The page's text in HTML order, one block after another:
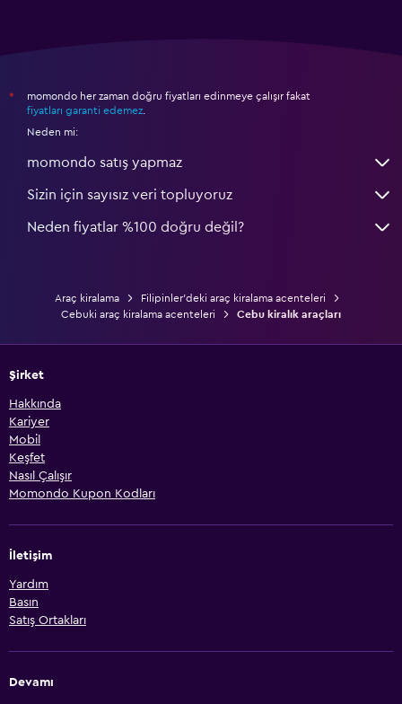
*
momondo her zaman doğru fiyatları edinmeye çalışır fakat
fiyatları garanti edemez.
Neden mi:
momondo satış yapmaz
Sizin için sayısız veri topluyoruz
Neden fiyatlar %100 doğru değil?
Araç kiralama
Filipinler'deki araç kiralama acenteleri
Cebuki araç kiralama acenteleri
Cebu kiralık araçları
Şirket
Hakkında
Kariyer
Mobil
Keşfet
Nasıl Çalışır
Momondo Kupon Kodları
İletişim
Yardım
Basın
Satış Ortakları
Devamı